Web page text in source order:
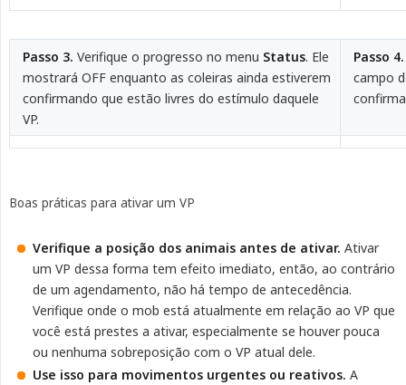
Passo 3. Verifique o progresso no menu Status. Ele
mostrará OFF enquanto as coleiras ainda estiverem
confirmando que estão livres do estímulo daquele
VP.
Passo 4.
campo
Boas práticas para ativar um VP
Verifique a posição dos animais antes de ativar. Ativar
um VP dessa forma tem efeito imediato, então, ao contrário
de um agendamento, não há tempo de antecedência.
Verifique onde o mob está atualmente em relação ao VP que
você está prestes a ativar, especialmente se houver pouca
ou nenhuma sobreposição com o VP atual dele.
Use isso para movimentos urgentes ou reativos. A